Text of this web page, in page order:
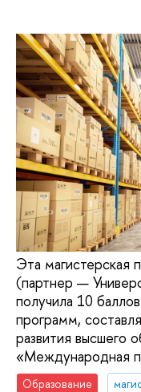
Эта магистерская
(партнер —
получила 10
программ,
развития высшего
«Международная
Образование